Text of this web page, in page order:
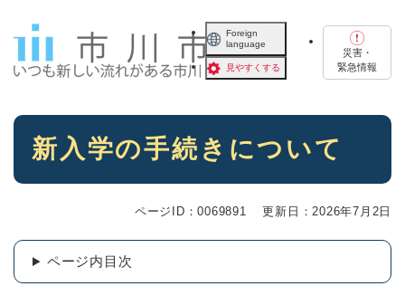
Foreign
language
見やすくする
災害・
緊急情報
本
新入学の手続きについて
ページID：0069891 更新日：2026年7月2日
ページ内目次